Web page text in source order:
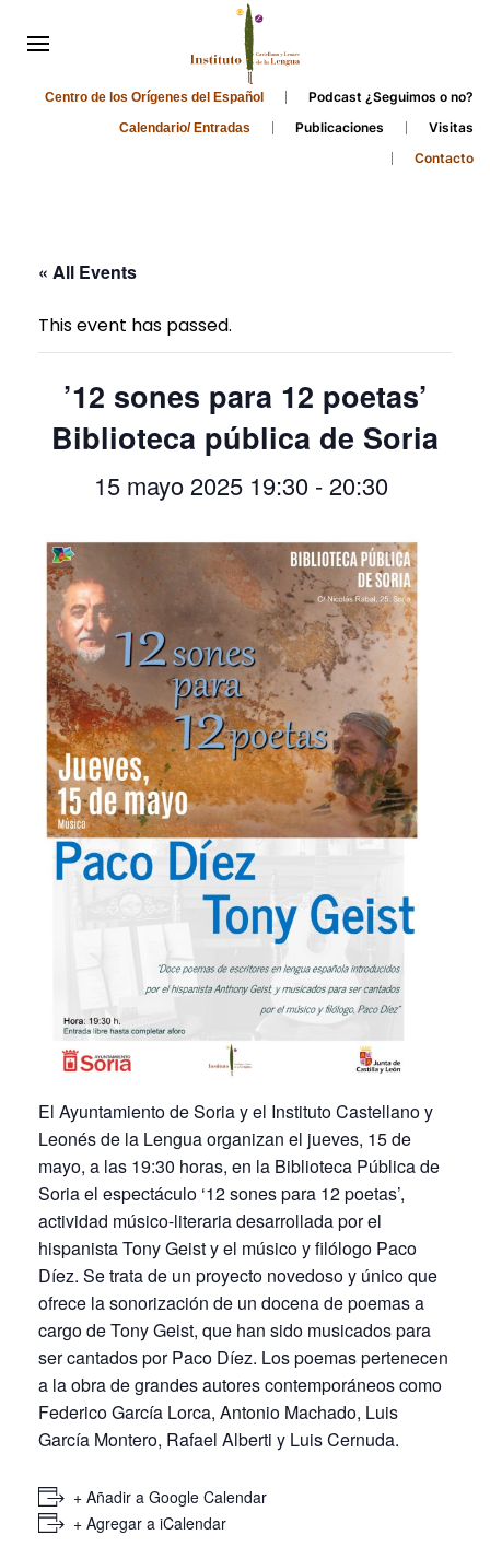
Centro de los Orígenes del Español Podcast ¿Seguimos o no?
Calendario/ Entradas Publicaciones
Visitas
Contacto
« All Events
This event has passed.
’12 sones para 12 poetas’
Biblioteca pública de Soria
15 mayo 2025 19:30- 20:30
El Ayuntamiento de Soria y el Instituto Castellano y
Leonés de la Lengua organizan el jueves, 15 de
mayo, a las 19:30 horas, en la Biblioteca Pública de
Soria el espectáculo ‘12 sones para 12 poetas’,
actividad músico-literaria desarrollada por el
hispanista Tony Geist y el músico y filólogo Paco
Díez. Se trata de un proyecto novedoso y único que
ofrece la sonorización de un docena de poemas a
cargo de Tony Geist, que han sido musicados para
ser cantados por Paco Díez. Los poemas pertenecen
a la obra de grandes autores contemporáneos como
Federico García Lorca, Antonio Machado, Luis
García Montero, Rafael Alberti y Luis Cernuda.
+ Añadir a Google Calendar
+ Agregar a iCalendar